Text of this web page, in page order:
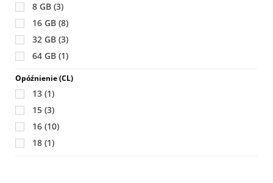
8 GB (3)
16 GB (8)
32 GB (3)
64 GB (1)
Opóźnienie (CL)
13 (1)
15 (3)
16 (10)
18 (1)